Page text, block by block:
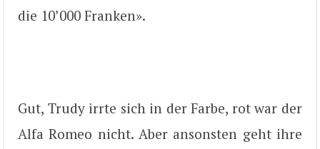
die 10’000 Franken».
Gut, Trudy irrte sich in der Farbe, rot war der
Alfa Romeo nicht. Aber ansonsten geht ihre